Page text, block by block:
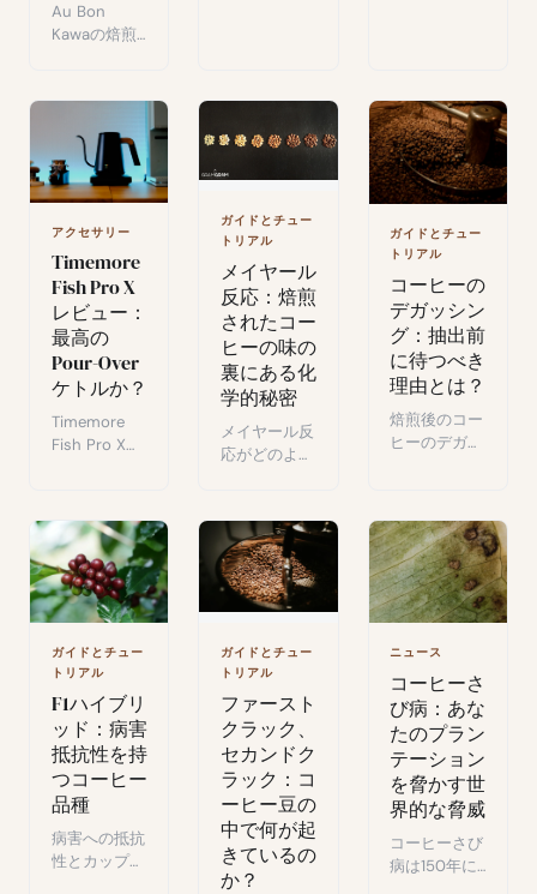
Au Bon
Kawaの焙煎
と、彼のシグ
ジ「Pink
Betania」と
「Guayaba
飲レビュー。
価。
品。
アクセサリー
Timemore
Fish Pro X
レビュー：
最高の
Pour-Over
ケトルか？
Timemore
Fish Pro Xレ
より速い加熱
性能、そして
Fellow Stagg
グースネック
ケトルとの直
接対決テス
ト。
ガイドとチュー
トリアル
メイヤール
反応：焙煎
されたコー
ヒーの味の
裏にある化
学的秘密
メイヤール反
応がどのよう
豊かな豆に変
え、最終的な
カップの味を
形作るのかを
解説します。
ガイドとチュー
トリアル
コーヒーの
デガッシン
グ：抽出前
に待つべき
理由とは？
焙煎後のコー
ヒーのデガッ
CO2の役割、
理想的な休息
期間、そして
最適な抽出の
ためのアドバ
イス。
ガイドとチュー
トリアル
F1ハイブリ
ッド：病害
抵抗性を持
つコーヒー
品種
病害への抵抗
性とカップク
ガイドとチュー
トリアル
ファースト
クラック、
セカンドク
ラック：コ
ーヒー豆の
中で何が起
きているの
か？
ニュース
コーヒーさ
び病：あな
たのプラン
テーション
を脅かす世
界的な脅威
コーヒーさび
病は150年に